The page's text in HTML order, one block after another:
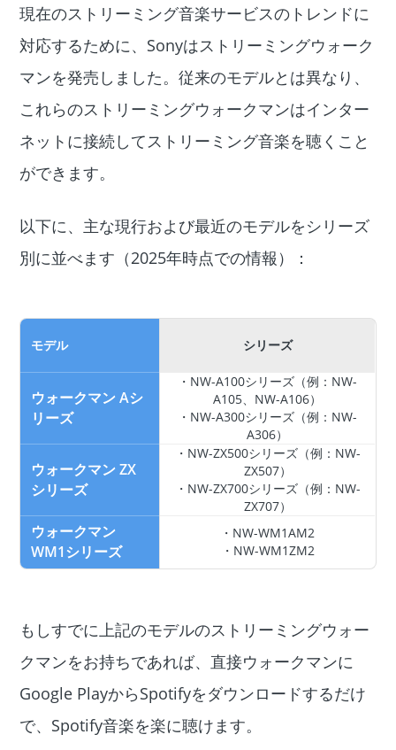
現在のストリーミング音楽サービスのトレンドに
対応するために、Sonyはストリーミングウォーク
マンを発売しました。従来のモデルとは異なり、
これらのストリーミングウォークマンはインター
ネットに接続してストリーミング音楽を聴くこと
ができます。
以下に、主な現行および最近のモデルをシリーズ
別に並べます（2025年時点での情報）：
モデル シリーズ
ウォークマン Aシ
リーズ
・NW-A100シリーズ（例：NW-
A105、NW-A106）
・NW-A300シリーズ（例：NW-
A306）
ウォークマン ZX
シリーズ
・NW-ZX500シリーズ（例：NW-
ZX507）
・NW-ZX700シリーズ（例：NW-
ZX707）
ウォークマン
WM1シリーズ
・NW-WM1AM2
・NW-WM1ZM2
もしすでに上記のモデルのストリーミングウォー
クマンをお持ちであれば、直接ウォークマンに
Google PlayからSpotifyをダウンロードするだけ
で、Spotify音楽を楽に聴けます。